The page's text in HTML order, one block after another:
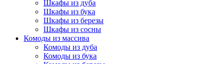
Шкафы из дуба
Шкафы из бука
Шкафы из березы
Шкафы из сосны
Комоды из массива
Комоды из дуба
Комоды из бука